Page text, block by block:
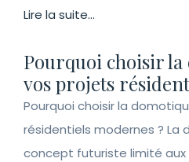
Lire la suite...
Pourquoi choisir
vos projets
Pourquoi choisir la
résidentiels modernes ? La
concept futuriste limité